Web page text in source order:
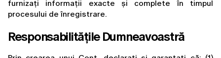
furnizați informații exacte și complete în timpul
procesului de înregistrare.
Responsabilitățile Dumneavoastră